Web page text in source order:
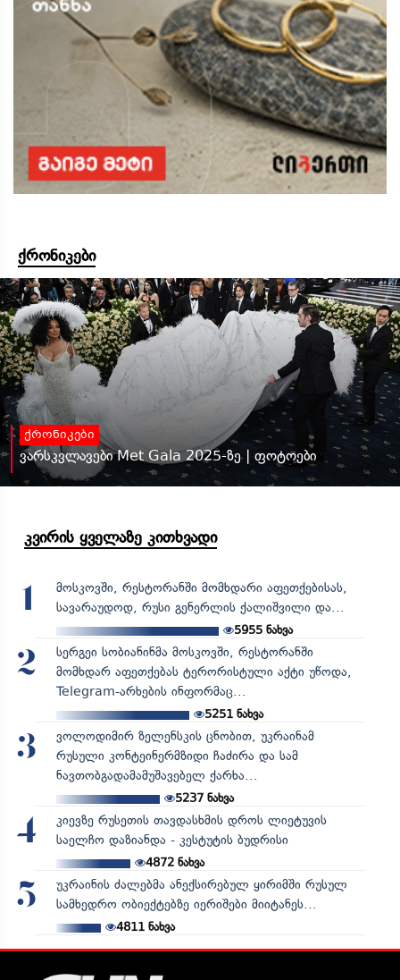
ქრონიკები
ქრონიკები
ვარსკვლავები Met Gala 2025-ზე | ფოტოები
კვირის ყველაზე კითხვადი
1
მოსკოვში, რესტორანში მომხდარი აფეთქებისას,
სავარაუდოდ, რუსი გენერლის ქალიშვილი და...
5955 ნახვა
2
სერგეი სობიანინმა მოსკოვში, რესტორანში
მომხდარ აფეთქებას ტერორისტული აქტი უწოდა,
Telegram-არხების ინფორმაც...
5251ნახვა
3
ვოლოდიმირ ზელენსკის ცნობით, უკრაინამ
რუსული კონტეინერმზიდი ჩაძირა და სამ
ნავთობგადამამუშავებელ ქარხა...
5237ნახვა
4
კიევზე რუსეთის თავდასხმის დროს ლიეტუვის
საელჩო დაზიანდა - კესტუტის ბუდრისი
4872ნახვა
5
უკრაინის ძალებმა ანექსირებულ ყირიმში რუსულ
სამხედრო ობიექტებზე იერიშები მიიტანეს...
4811ნახვა